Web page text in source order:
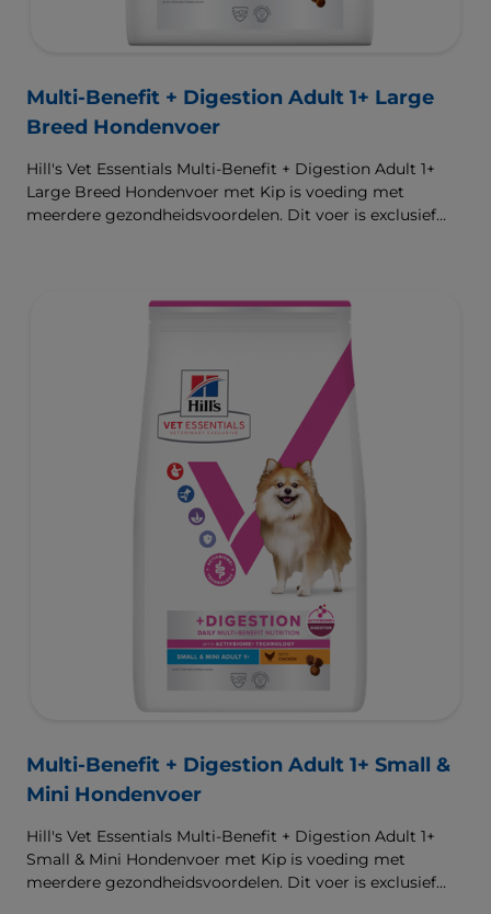
Multi-Benefit + Digestion Adult 1+ Large
Breed Hondenvoer
Hill's Vet Essentials Multi-Benefit + Digestion Adult 1+
Large Breed Hondenvoer met Kip is voeding met
meerdere gezondheidsvoordelen. Dit voer is exclusief
unieke darmmicrobioom van huisdieren voedt, voor een
beste ondersteuning voor nu en de toekomst.
Multi-Benefit + Digestion Adult 1+ Small &
Mini Hondenvoer
Hill's Vet Essentials Multi-Benefit + Digestion Adult 1+
Small & Mini Hondenvoer met Kip is voeding met
meerdere gezondheidsvoordelen. Dit voer is exclusief